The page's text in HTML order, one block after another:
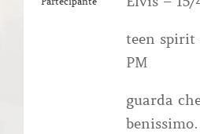
teen spirit
PM
guarda